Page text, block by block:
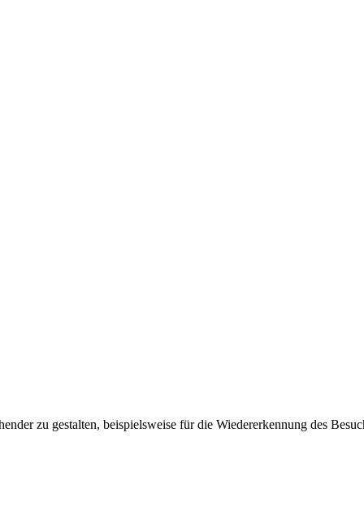
zu gestalten, beispielsweise für die Wiedererkennung des